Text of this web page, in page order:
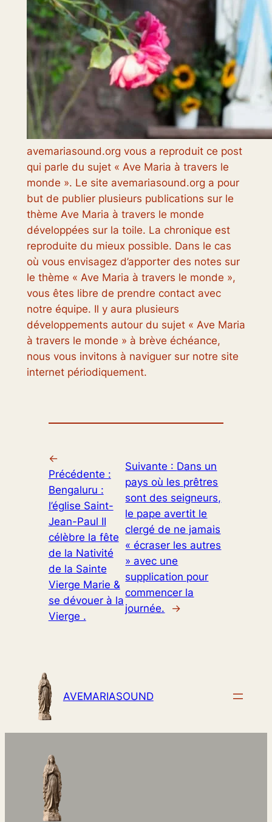
avemariasound.org vous a reproduit ce post
qui parle du sujet « Ave Maria à travers le
monde ». Le site avemariasound.org a pour
but de publier plusieurs publications sur le
thème Ave Maria à travers le monde
développées sur la toile. La chronique est
reproduite du mieux possible. Dans le cas
où vous envisagez d’apporter des notes sur
le thème « Ave Maria à travers le monde »,
vous êtes libre de prendre contact avec
notre équipe. Il y aura plusieurs
développements autour du sujet « Ave Maria
à travers le monde » à brève échéance,
nous vous invitons à naviguer sur notre site
internet périodiquement.
←
Précédente :
Bengaluru :
l’église Saint-
Jean-Paul II
célèbre la fête
de la Nativité
de la Sainte
Vierge Marie &
se dévouer à la
Vierge .
Suivante : Dans un
pays où les prêtres
sont des seigneurs,
le pape avertit le
clergé de ne jamais
« écraser les autres
» avec une
supplication pour
commencer la
journée.
→
AVEMARIASOUND